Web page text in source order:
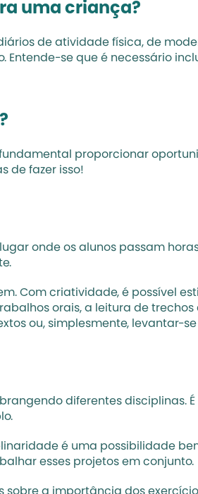
uma criança?
de atividade física, de
Entende-se que é necessário
proporcionar
de fazer isso!
onde os alunos passam
Com criatividade, é possível
orais, a leitura de
ou, simplesmente, levantar-
diferentes disciplinas.
é uma possibilidade
esses projetos em conjunto.